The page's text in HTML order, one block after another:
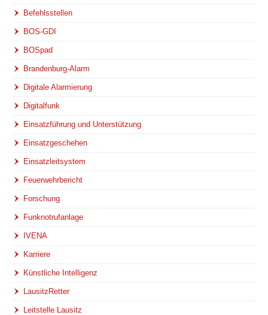
Befehlsstellen
BOS-GDI
BOSpad
Brandenburg-Alarm
Digitale Alarmierung
Digitalfunk
Einsatzführung und Unterstützung
Einsatzgeschehen
Einsatzleitsystem
Feuerwehrbericht
Forschung
Funknotrufanlage
IVENA
Karriere
Künstliche Intelligenz
LausitzRetter
Leitstelle Lausitz